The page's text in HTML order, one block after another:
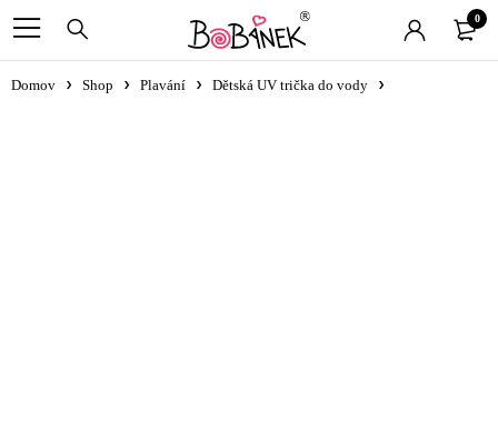
0
Domov Shop Plavání Dětská UV trička do vody